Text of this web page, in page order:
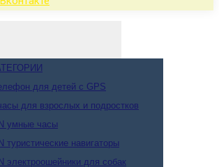
для детей с GPS
для взрослых и подростков
умные часы
туристические навигаторы
электроошейники для собак